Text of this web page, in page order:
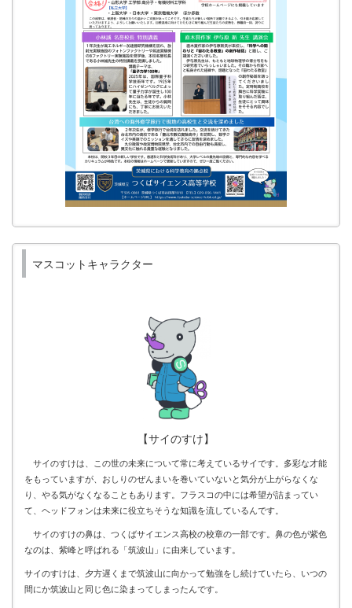
マスコットキャラクター
【サイのすけ】
サイのすけは、この世の未来について常に考えているサイです。多彩な才能
をもっていますが、おしりのぜんまいを巻いていないと気分が上がらなくな
り、やる気がなくなることもあります。フラスコの中には希望が詰まってい
て、ヘッドフォンは未来に役立ちそうな知識を流しているんです。
サイのすけの鼻は、つくばサイエンス高校の校章の一部です。鼻の色が紫色
なのは、紫峰と呼ばれる「筑波山」に由来しています。
サイのすけは、夕方遅くまで筑波山に向かって勉強をし続けていたら、いつの
間にか筑波山と同じ色に染まってしまったんです。